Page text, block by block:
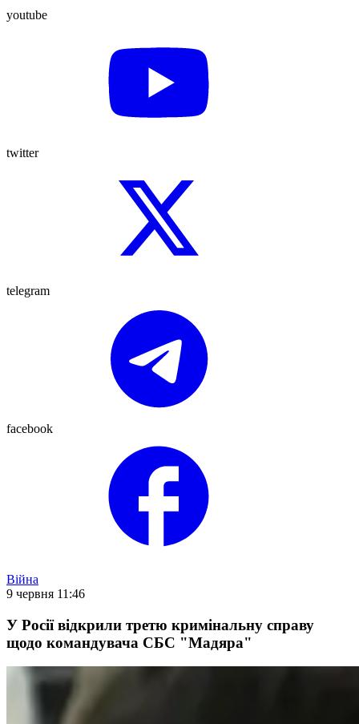
youtube
twitter
telegram
facebook
Війна
9 червня 11:46
У Росії відкрили третю кримінальну справу
щодо командувача СБС "Мадяра"